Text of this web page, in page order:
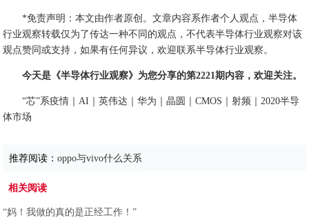
*免责声明：本文由作者原创。文章内容系作者个人观点，半导体
行业观察转载仅为了传达一种不同的观点，不代表半导体行业观察对该
观点赞同或支持，如果有任何异议，欢迎联系半导体行业观察。
今天是《半导体行业观察》为您分享的第2221期内容，欢迎关注。
“芯”系疫情｜AI｜英伟达｜华为｜晶圆｜CMOS｜射频｜2020半导
体市场
推荐阅读：oppo与vivo什么关系
相关阅读
“妈！我做的真的是正经工作！”